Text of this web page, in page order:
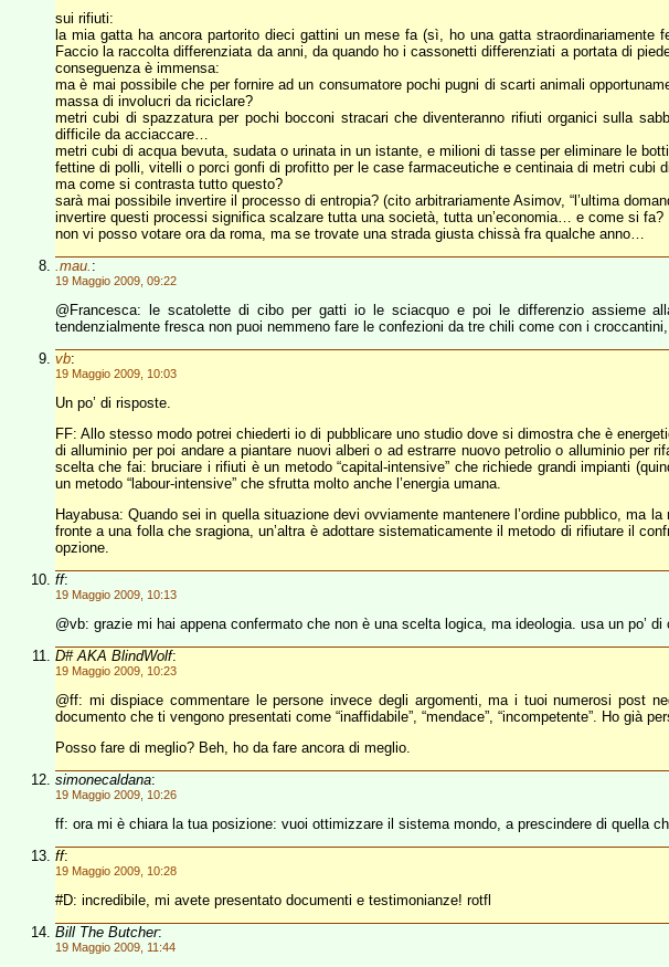
sui rifiuti:
la mia gatta ha ancora partorito dieci gattini un mese fa (sì, ho una gatta
Faccio la raccolta differenziata da anni, da quando ho i cassonetti differenziati a portata di
conseguenza è immensa:
ma è mai possibile che per fornire ad un consumatore pochi pugni di scarti animali
massa di involucri da riciclare?
metri cubi di spazzatura per pochi bocconi stracari che diventeranno rifiuti organici sulla
difficile da acciaccare…
metri cubi di acqua bevuta, sudata o urinata in un istante, e milioni di tasse per eliminare le
fettine di polli, vitelli o porci gonfi di profitto per le case farmaceutiche e centinaia di metri cubi
ma come si contrasta tutto questo?
sarà mai possibile invertire il processo di entropia? (cito arbitrariamente Asimov, “l’ultima
invertire questi processi significa scalzare tutta una società, tutta un’economia… e come si fa?
non vi posso votare ora da roma, ma se trovate una strada giusta chissà fra qualche anno…
.mau. :
19 Maggio 2009, 09:22
@Francesca: le scatolette di cibo per gatti io le sciacquo e poi le differenzio assieme
tendenzialmente fresca non puoi nemmeno fare le confezioni da tre chili come con i
vb:
19 Maggio 2009, 10:03
Un po’ di risposte.
FF: Allo stesso modo potrei chiederti io di pubblicare uno studio dove si dimostra che è
di alluminio per poi andare a piantare nuovi alberi o ad estrarre nuovo petrolio o alluminio
scelta che fai: bruciare i rifiuti è un metodo “capital-intensive” che richiede grandi impianti
un metodo “labour-intensive” che sfrutta molto anche l’energia umana.
Hayabusa: Quando sei in quella situazione devi ovviamente mantenere l’ordine pubblico,
fronte a una folla che sragiona, un’altra è adottare sistematicamente il metodo di rifiutare il
opzione.
ff:
19 Maggio 2009, 10:13
@vb: grazie mi hai appena confermato che non è una scelta logica, ma ideologia. usa un po’
D# AKA BlindWolf:
19 Maggio 2009, 10:23
@ff: mi dispiace commentare le persone invece degli argomenti, ma i tuoi numerosi post
documento che ti vengono presentati come “inaffidabile”, “mendace”, “incompetente”. Ho già
Posso fare di meglio? Beh, ho da fare ancora di meglio.
simonecaldana:
19 Maggio 2009, 10:26
ff: ora mi è chiara la tua posizione: vuoi ottimizzare il sistema mondo, a prescindere di quella
ff:
19 Maggio 2009, 10:28
#D: incredibile, mi avete presentato documenti e testimonianze! rotfl
Bill The Butcher:
19 Maggio 2009, 11:44